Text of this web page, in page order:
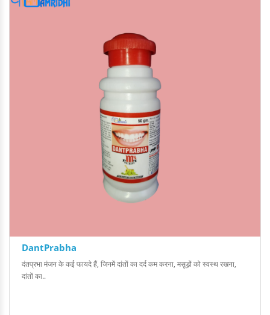
DantPrabha
दंतप्रभा मंजन के कई फायदे हैं, जिनमें दांतों का दर्द कम करना, मसूड़ों को स्वस्थ रखना,
दांतों का..